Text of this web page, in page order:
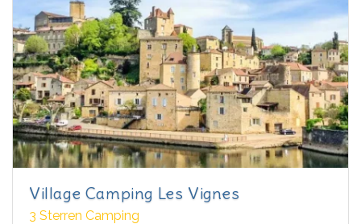
Village Camping Les Vignes
3 Sterren Camping